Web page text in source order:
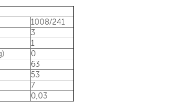
1008/241
3
1
0
63
53
7
0,03